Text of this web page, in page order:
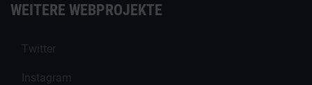
WEITERE WEBPROJEKTE
Twitter
Instagram